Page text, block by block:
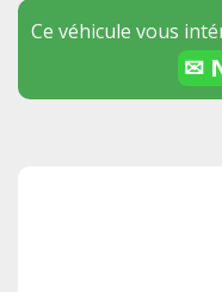
Ce véhicule vous
✉